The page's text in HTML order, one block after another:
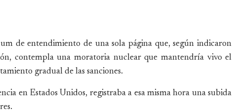
de entendimiento de una sola página que, según indicaron
contempla una moratoria nuclear que mantendría vivo el
gradual de las sanciones.
en Estados Unidos, registraba a esa misma hora una subida